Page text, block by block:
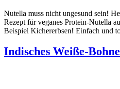
Nutella muss nicht ungesund sein!
Rezept für veganes Protein-Nutella
Beispiel Kichererbsen! Einfach und
Indisches Weiße-